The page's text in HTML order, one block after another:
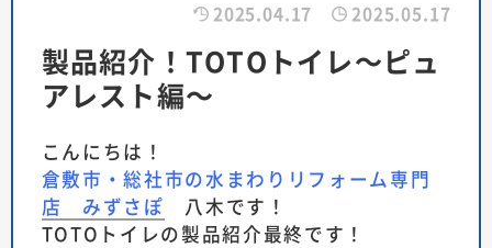
2025.04.17 2025.05.17
製品紹介！TOTOトイレ～ピュ
アレスト編～
こんにちは！
倉敷市・総社市の水まわりリフォーム専門
店 みずさぽ 八木です！
TOTOトイレの製品紹介最終です！